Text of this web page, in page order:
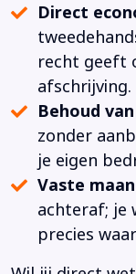
Direct
recht geeft
afschrijving.
Behoud
zonder
je eigen
Vaste
achteraf; je
precies